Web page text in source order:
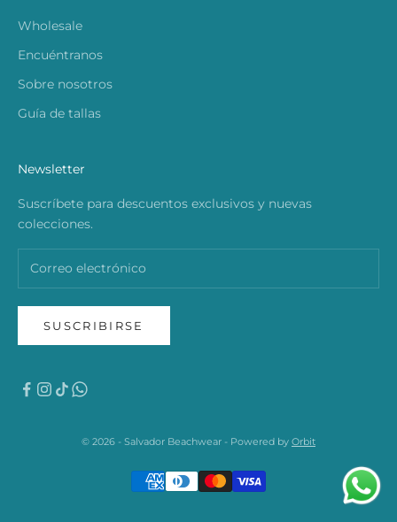
Wholesale
Encuéntranos
Sobre nosotros
Guía de tallas
Newsletter
Suscríbete para descuentos exclusivos y nuevas
colecciones.
SUSCRIBIRSE
© 2026 - Salvador Beachwear - Powered by Orbit